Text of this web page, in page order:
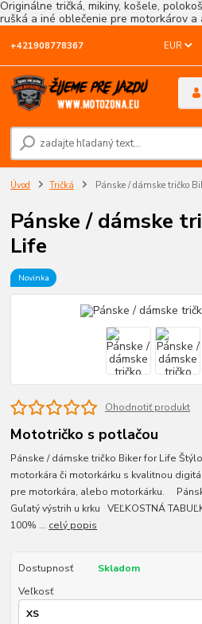
Originálne tričká, mikiny, košele,
rušká a iné oblečenie pre motorkárov a
EUR
+421908778367
Úvod Tričká Pánske / dámske tričko
Pánske / dámske
Life
Novinka
Ohodnotiť produkt
Mototričko s potlačou
Pánske / dámske tričko Biker for Life
motorkára či motorkárku s kvalitnou
pre motorkára, alebo motorkárku.
Guľatý výstrih u krku VEĽKOSTNÁ
100% ... celý popis
Dostupnosť
Skladom
Veľkosť